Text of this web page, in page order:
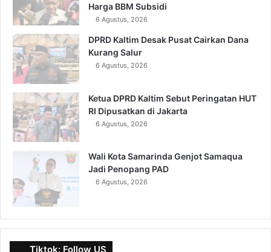
Harga BBM Subsidi
6 Agustus, 2026
DPRD Kaltim Desak Pusat Cairkan Dana
Kurang Salur
6 Agustus, 2026
Ketua DPRD Kaltim Sebut Peringatan HUT
RI Dipusatkan di Jakarta
6 Agustus, 2026
Wali Kota Samarinda Genjot Samaqua
Jadi Penopang PAD
6 Agustus, 2026
Tiktok: Follow US